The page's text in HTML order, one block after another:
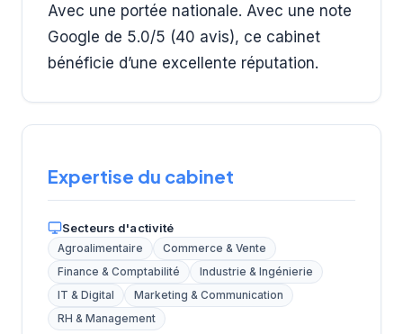
Avec une portée nationale. Avec une note
Google de 5.0/5 (40 avis), ce cabinet
bénéficie d’une excellente réputation.
Expertise du cabinet
Secteurs d'activité
Agroalimentaire
Commerce & Vente
Finance & Comptabilité
Industrie & Ingénierie
IT & Digital
Marketing & Communication
RH & Management